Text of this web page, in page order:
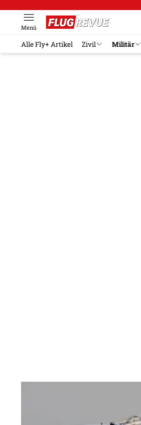
Menü
Alle Fly+ Artikel Zivil Militär